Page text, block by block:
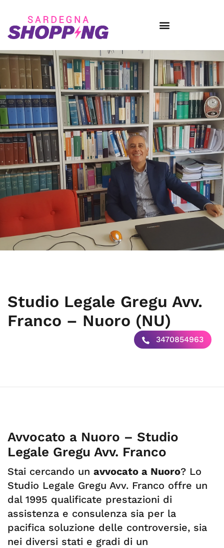
Studio Legale Gregu Avv.
Franco – Nuoro (NU)
3470854963
Avvocato a Nuoro – Studio
Legale Gregu Avv. Franco
Stai cercando un avvocato a Nuoro? Lo
Studio Legale Gregu Avv. Franco offre un
dal 1995 qualificate prestazioni di
assistenza e consulenza sia per la
pacifica soluzione delle controversie, sia
nei diversi stati e gradi di un